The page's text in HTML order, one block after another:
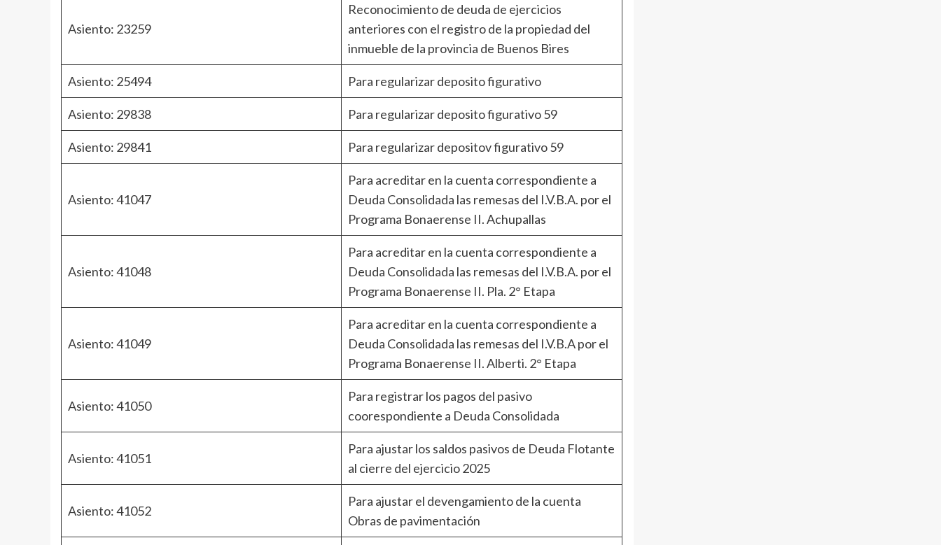
Asiento: 23259
Reconocimiento de deuda de ejercicios
anteriores con el registro de la propiedad del
inmueble de la provincia de Buenos Bires
Asiento: 25494 Para regularizar deposito figurativo
Asiento: 29838 Para regularizar deposito figurativo 59
Asiento: 29841 Para regularizar depositov figurativo 59
Asiento: 41047
Para acreditar en la cuenta correspondiente a
Deuda Consolidada las remesas del I.V.B.A. por el
Programa Bonaerense II. Achupallas
Asiento: 41048
Para acreditar en la cuenta correspondiente a
Deuda Consolidada las remesas del I.V.B.A. por el
Programa Bonaerense II. Pla. 2° Etapa
Asiento: 41049
Para acreditar en la cuenta correspondiente a
Deuda Consolidada las remesas del I.V.B.A por el
Programa Bonaerense II. Alberti. 2° Etapa
Asiento: 41050
Para registrar los pagos del pasivo
coorespondiente a Deuda Consolidada
Asiento: 41051
Para ajustar los saldos pasivos de Deuda Flotante
al cierre del ejercicio 2025
Asiento: 41052
Para ajustar el devengamiento de la cuenta
Obras de pavimentación